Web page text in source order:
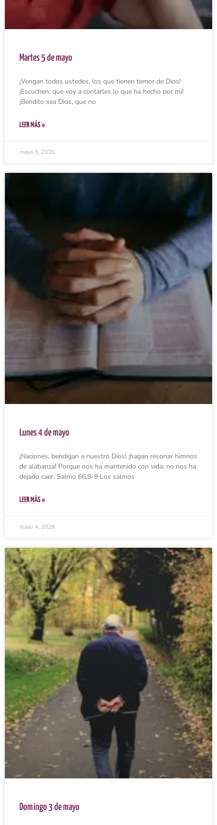
Martes 5 de mayo
¡Vengan todos ustedes, los que tienen temor de Dios!
¡Escuchen, que voy a contarles lo que ha hecho por mí!
¡Bendito sea Dios, que no
LEER MÁS »
mayo 5, 2026
Lunes 4 de mayo
¡Naciones, bendigan a nuestro Dios! ¡hagan resonar himnos
de alabanza! Porque nos ha mantenido con vida; no nos ha
dejado caer. Salmo 66,8-9 Los salmos
LEER MÁS »
mayo 4, 2026
Domingo 3 de mayo